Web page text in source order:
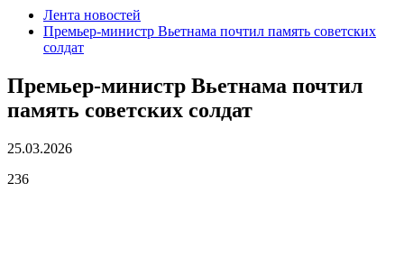
Лента новостей
Премьер-министр Вьетнама почтил память советских
солдат
Премьер-министр Вьетнама почтил
память советских солдат
25.03.2026
236